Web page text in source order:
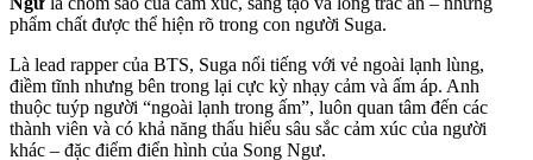
phẩm chất được thể hiện rõ trong con người Suga.
Là lead rapper của BTS, Suga nổi tiếng với vẻ ngoài lạnh lùng,
điềm tĩnh nhưng bên trong lại cực kỳ nhạy cảm và ấm áp. Anh
thuộc tuýp người “ngoài lạnh trong ấm”, luôn quan tâm đến các
thành viên và có khả năng thấu hiểu sâu sắc cảm xúc của người
khác – đặc điểm điển hình của Song Ngư.